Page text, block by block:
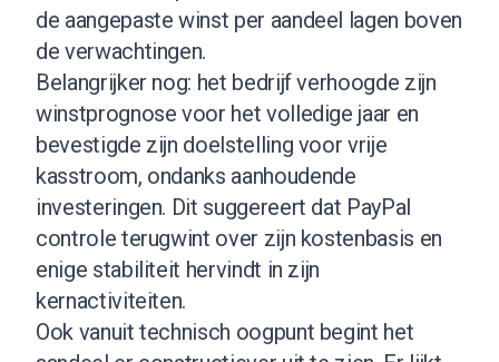
de aangepaste winst per aandeel lagen boven
de verwachtingen.
Belangrijker nog: het bedrijf verhoogde zijn
winstprognose voor het volledige jaar en
bevestigde zijn doelstelling voor vrije
kasstroom, ondanks aanhoudende
investeringen. Dit suggereert dat PayPal
controle terugwint over zijn kostenbasis en
enige stabiliteit hervindt in zijn
kernactiviteiten.
Ook vanuit technisch oogpunt begint het